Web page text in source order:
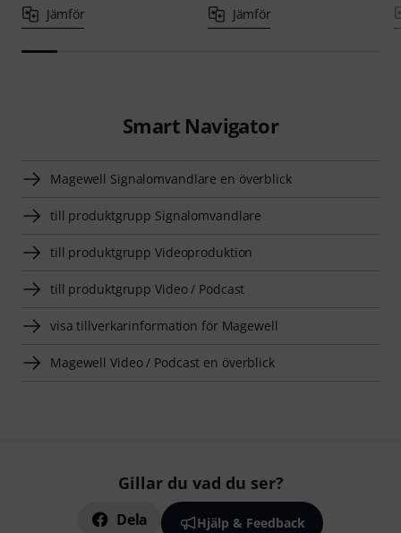
Jämför Jämför
Smart Navigator
Magewell Signalomvandlare en överblick
till produktgrupp Signalomvandlare
till produktgrupp Videoproduktion
till produktgrupp Video / Podcast
visa tillverkarinformation för Magewell
Magewell Video / Podcast en överblick
Gillar du vad du ser?
Dela Hjälp & Feedback